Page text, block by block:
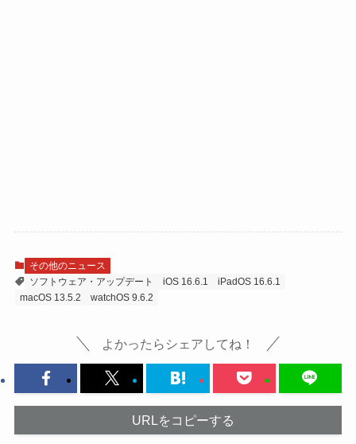
その他のニュース
ソフトウェア・アップデート
iOS 16.6.1
iPadOS 16.6.1
macOS 13.5.2
watchOS 9.6.2
よかったらシェアしてね！
URLをコピーする